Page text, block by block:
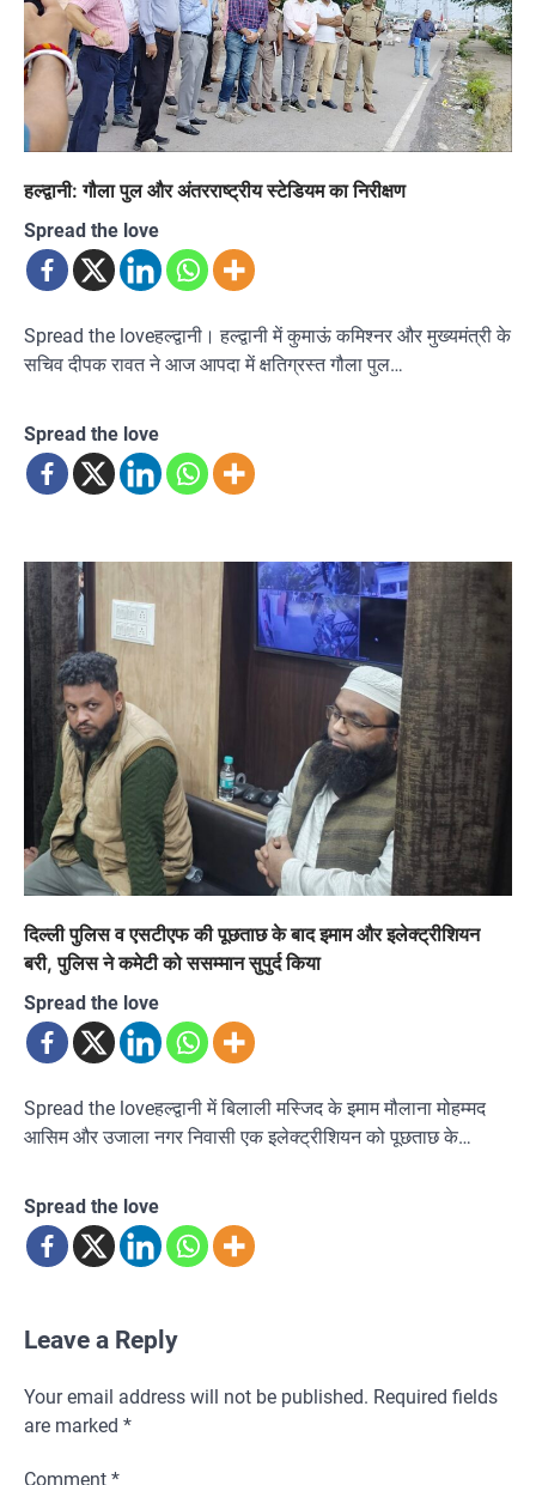
हल्द्वानी: गौला पुल और अंतरराष्ट्रीय स्टेडियम का निरीक्षण
Spread the love
Spread the loveहल्द्वानी। हल्द्वानी में कुमाऊं कमिश्नर और मुख्यमंत्री के
सचिव दीपक रावत ने आज आपदा में क्षतिग्रस्त गौला पुल…
Spread the love
दिल्ली पुलिस व एसटीएफ की पूछताछ के बाद इमाम और इलेक्ट्रीशियन
बरी, पुलिस ने कमेटी को ससम्मान सुपुर्द किया
Spread the love
Spread the loveहल्द्वानी में बिलाली मस्जिद के इमाम मौलाना मोहम्मद
आसिम और उजाला नगर निवासी एक इलेक्ट्रीशियन को पूछताछ के…
Spread the love
Leave a Reply
Your email address will not be published. Required fields
are marked *
Comment *